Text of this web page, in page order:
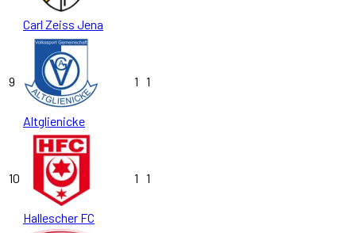
Carl Zeiss Jena
9
Altglienicke
1 1
10
Hallescher FC
1 1